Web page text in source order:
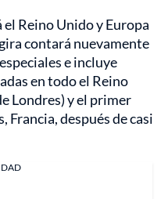
Reino Unido y Europa
contará nuevamente
e incluye
en todo el Reino
Londres) y el primer
Francia, después de casi